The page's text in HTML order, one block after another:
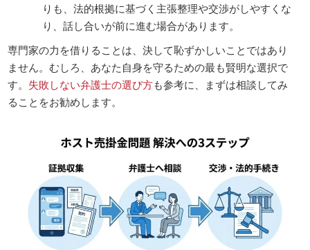
りも、法的根拠に基づく主張整理や交渉がしやすくな
り、話し合いが前に進む場合があります。
専門家の力を借りることは、決して恥ずかしいことではあり
ません。むしろ、あなた自身を守るための最も賢明な選択で
す。 失敗しない弁護士の選び方も参考に、まずは相談してみ
ることをお勧めします。